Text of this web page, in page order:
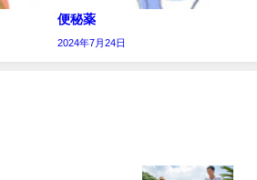
便秘薬
2024年7月24日